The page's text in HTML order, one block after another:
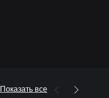
Показать все